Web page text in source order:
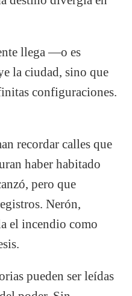
llega —o es
la ciudad, sino que
configuraciones.
recordar calles que
haber habitado
pero que
Nerón,
el incendio como
pueden ser leídas